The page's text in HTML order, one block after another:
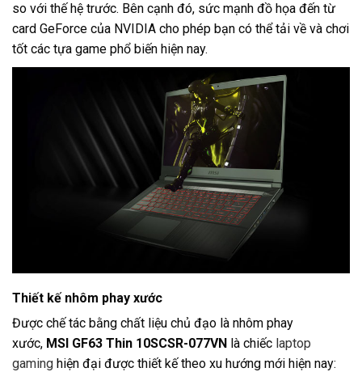
so với thế hệ trước. Bên cạnh đó, sức mạnh đồ họa đến từ
card GeForce của NVIDIA cho phép bạn có thể tải về và chơi
tốt các tựa game phổ biến hiện nay.
Thiết kế nhôm phay xước
Được chế tác bằng chất liệu chủ đạo là nhôm phay
xước, MSI GF63 Thin 10SCSR-077VN là chiếc laptop
gaming hiện đại được thiết kế theo xu hướng mới hiện nay: